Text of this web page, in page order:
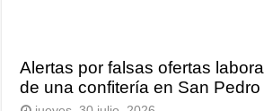
Alertas por falsas ofertas
de una confitería en San Pedro